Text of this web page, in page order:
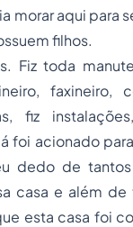
morar aqui para
filhos.
Fiz toda
faxineiro,
fiz
foi acionado
dedo de tantos
casa e além
esta casa foi